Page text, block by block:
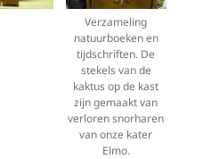
Verzameling
natuurboeken en
tijdschriften. De
stekels van de
kaktus op de kast
zijn gemaakt van
verloren snorharen
van onze kater
Elmo.